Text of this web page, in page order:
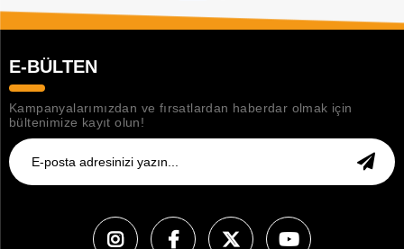
E-BÜLTEN
Kampanyalarımızdan ve fırsatlardan haberdar olmak için
bültenimize kayıt olun!